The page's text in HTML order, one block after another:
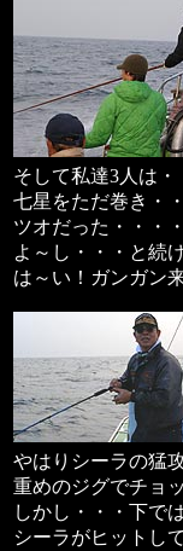
そして私達3人は・
七星をただ巻き・
ツオだった・・・・
よ～し・・・と続
は～い！ガンガン
やはりシーラの猛
重めのジグでチョ
しかし・・・下で
シーラがヒットし